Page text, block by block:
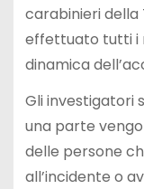
carabinieri della
effettuato tutti i
dinamica
Gli investigatori
una parte
delle persone
all’incidente o